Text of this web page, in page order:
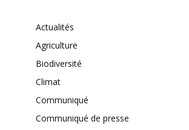
Actualités
Agriculture
Biodiversité
Climat
Communiqué
Communiqué de presse